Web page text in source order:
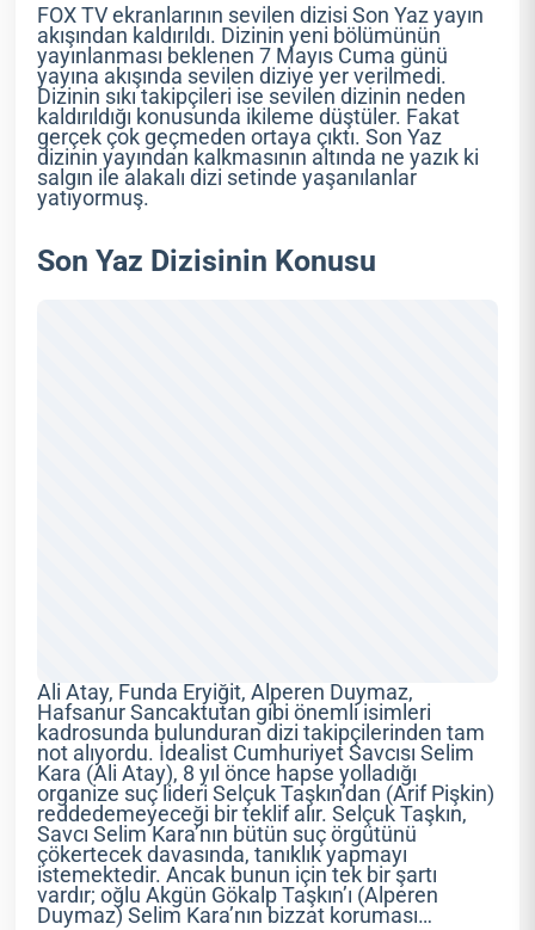
FOX TV ekranlarının sevilen dizisi Son Yaz yayın
akışından kaldırıldı. Dizinin yeni bölümünün
yayınlanması beklenen 7 Mayıs Cuma günü
yayına akışında sevilen diziye yer verilmedi.
Dizinin sıkı takipçileri ise sevilen dizinin neden
kaldırıldığı konusunda ikileme düştüler. Fakat
gerçek çok geçmeden ortaya çıktı. Son Yaz
dizinin yayından kalkmasının altında ne yazık ki
salgın ile alakalı dizi setinde yaşanılanlar
yatıyormuş.
Son Yaz Dizisinin Konusu
Ali Atay, Funda Eryiğit, Alperen Duymaz,
Hafsanur Sancaktutan gibi önemli isimleri
kadrosunda bulunduran dizi takipçilerinden tam
not alıyordu. İdealist Cumhuriyet Savcısı Selim
Kara (Ali Atay), 8 yıl önce hapse yolladığı
organize suç lideri Selçuk Taşkın’dan (Arif Pişkin)
reddedemeyeceği bir teklif alır. Selçuk Taşkın,
Savcı Selim Kara’nın bütün suç örgütünü
çökertecek davasında, tanıklık yapmayı
istemektedir. Ancak bunun için tek bir şartı
vardır; oğlu Akgün Gökalp Taşkın’ı (Alperen
Duymaz) Selim Kara’nın bizzat koruması…